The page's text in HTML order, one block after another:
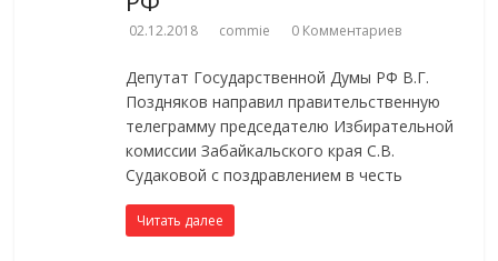
02.12.2018 commie 0 Комментариев
Депутат Государственной Думы РФ В.Г.
Поздняков направил правительственную
телеграмму председателю Избирательной
комиссии Забайкальского края С.В.
Судаковой с поздравлением в честь
Читать далее